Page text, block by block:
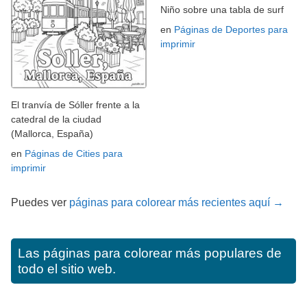
El tranvía de Sóller frente a la
catedral de la ciudad
(Mallorca, España)
en Páginas de Cities para
imprimir
Niño sobre una tabla de surf
en Páginas de Deportes para
imprimir
Puedes ver páginas para colorear más recientes aquí →
Las páginas para colorear más populares de
todo el sitio web.